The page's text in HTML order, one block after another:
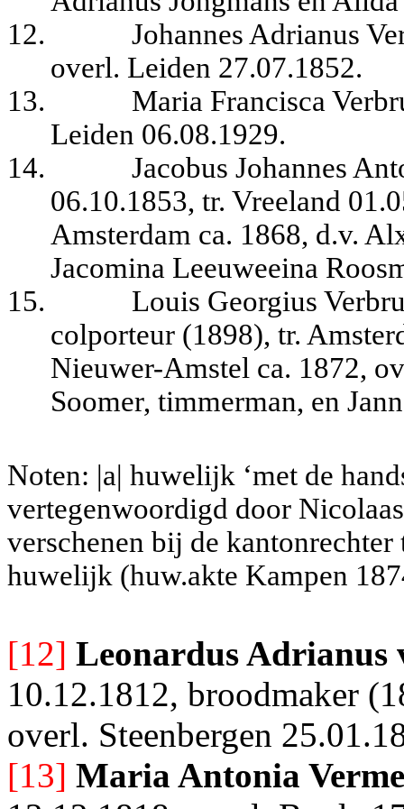
12.
Johannes Adrianus
overl. Leiden 27.07.1852.
13.
Maria Francisca
Leiden 06.08.1929.
14.
Jacobus Johannes
06.10.1853, tr. Vreeland
Amsterdam ca. 1868, d.v.
Jacomina Leeuweeina
15.
Louis Georgius
colporteur (1898), tr.
Nieuwer-Amstel ca. 1872,
Soomer, timmerman, en
Noten: |a| huwelijk ‘met de
vertegenwoordigd door
verschenen bij de
huwelijk (huw.akte Kampen
[12] Leonardus Adrianus
10.12.1812, broodmaker
overl. Steenbergen
[13] Maria Antonia